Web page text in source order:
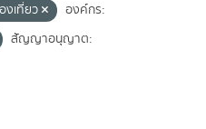
งเที่ยว
องค์กร:
สัญญาอนุญาต: